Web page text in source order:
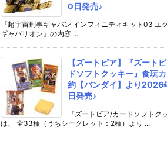
予定♪
0日発売♪
『超宇宙刑事ギャバン インフィニティキット03 エ
ギャバリオン』の内容 ...
【ズートピア】『ズート
ドソフトクッキー』食玩
約【バンダイ】より2026
日発売♪
『ズートピア/カードソフトク
は、 全33種（うちシークレット：2種）より ...